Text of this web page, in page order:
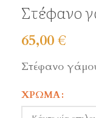
Στέφανο
65,00€
Στέφανο
ΧΡΏΜΑ